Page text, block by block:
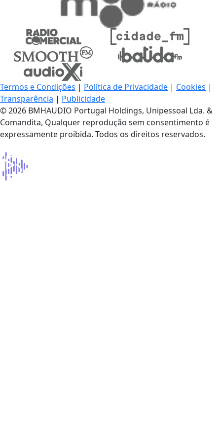
Termos e Condições | Política de Privacidade | Cookies |
Transparência | Publicidade
© 2026 BMHAUDIO Portugal Holdings, Unipessoal Lda. &
Comandita, Qualquer reprodução sem consentimento é
expressamente proibida. Todos os direitos reservados.